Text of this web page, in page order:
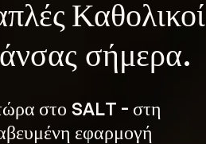
Καθολικοί
σήμερα.
στο SALT - στη
εφαρμογή